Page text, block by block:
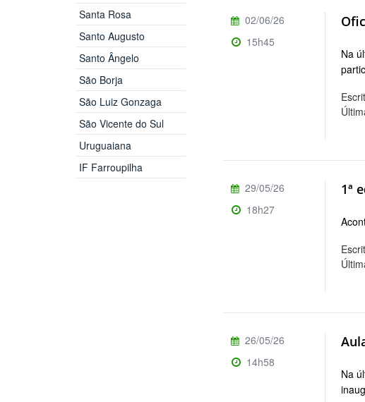
Santa Rosa
Santo Augusto
Santo Ângelo
São Borja
São Luiz Gonzaga
São Vicente do Sul
Uruguaiana
IF Farroupilha
Na
02/06/26
15h45
1ª
29/05/26
18h27
Na
26/05/26
14h58